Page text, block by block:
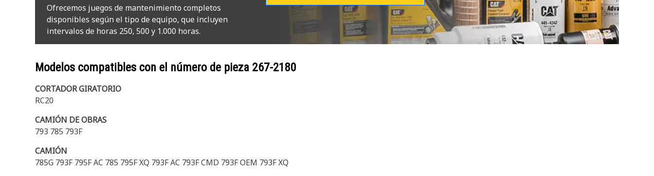
Ofrecemos juegos de mantenimiento completos
disponibles según el tipo de equipo, que incluyen
intervalos de horas 250, 500 y 1.000 horas.
Modelos compatibles con el número de pieza 267-2180
CORTADOR GIRATORIO
RC20
CAMIÓN DE OBRAS
793 785 793F
CAMIÓN
785G 793F 795F AC 785 795F XQ 793F AC 793F CMD 793F OEM 793F XQ